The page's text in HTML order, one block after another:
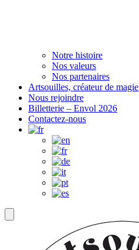
Notre histoire
Nos valeurs
Nos partenaires
Artsouilles, créateur de magie
Nous rejoindre
Billetterie – Envol 2026
Contactez-nous